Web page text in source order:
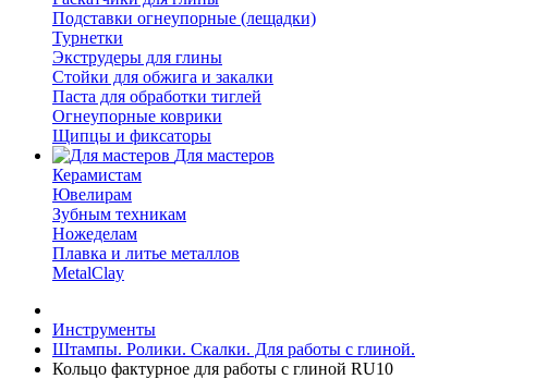
Подставки огнеупорные (лещадки)
Турнетки
Экструдеры для глины
Стойки для обжига и закалки
Паста для обработки тиглей
Огнеупорные коврики
Щипцы и фиксаторы
Для мастеров
Керамистам
Ювелирам
Зубным техникам
Ножеделам
Плавка и литье металлов
MetalClay
Инструменты
Штампы. Ролики. Скалки. Для работы с глиной.
Кольцо фактурное для работы с глиной RU10